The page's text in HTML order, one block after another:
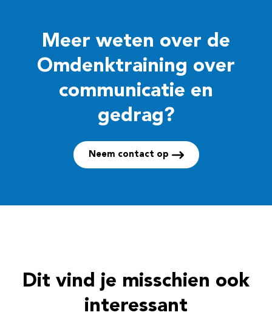
Meer weten over de
Omdenktraining over
communicatie en
gedrag?
Neem contact op
Dit vind je misschien ook
interessant